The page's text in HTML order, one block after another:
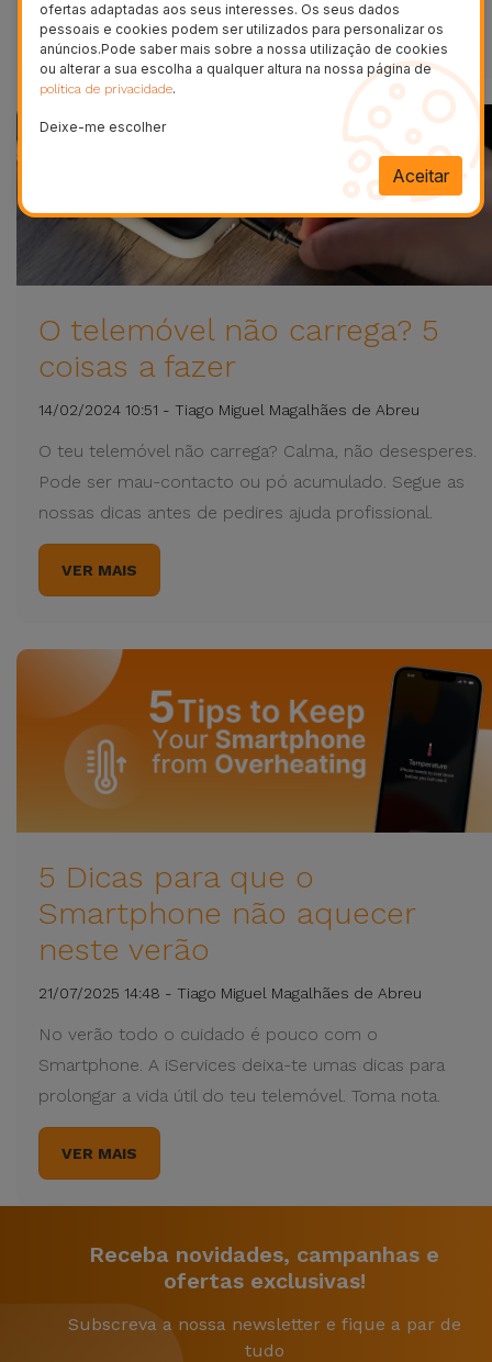
VER MAIS
O telemóvel não carrega? 5
coisas a fazer
14/02/2024 10:51 - Tiago Miguel Magalhães de Abreu
O teu telemóvel não carrega? Calma, não desesperes.
Pode ser mau-contacto ou pó acumulado. Segue as
nossas dicas antes de pedires ajuda profissional.
VER MAIS
5 Dicas para que o
Smartphone não aquecer
neste verão
21/07/2025 14:48 - Tiago Miguel Magalhães de Abreu
No verão todo o cuidado é pouco com o
Smartphone. A iServices deixa-te umas dicas para
prolongar a vida útil do teu telemóvel. Toma nota.
VER MAIS
Receba novidades, campanhas e
ofertas exclusivas!
Subscreva a nossa newsletter e fique a par de
tudo
ofertas adaptadas aos seus interesses. Os seus dados
pessoais e cookies podem ser utilizados para personalizar os
anúncios.Pode saber mais sobre a nossa utilização de cookies
ou alterar a sua escolha a qualquer altura na nossa página de
política de privacidade.
Deixe-me escolher
Aceitar